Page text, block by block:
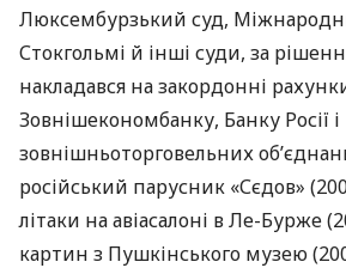
Люксембурзький суд,
Стокгольмі й інші суди, за
накладався на закордонні
Зовнішекономбанку, Банку Росії і
зовнішньоторговельних
російський парусник «Сєдов»
літаки на авіасалоні в Ле-Бурже
картин з Пушкінського музею